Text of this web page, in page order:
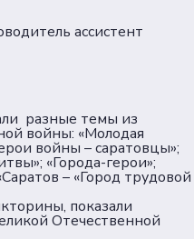
ассистент
разные темы из
войны: «Молодая
войны – саратовцы»;
«Города-герои»;
– «Город трудовой
показали
Отечественной